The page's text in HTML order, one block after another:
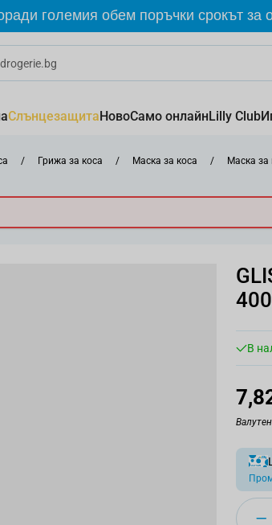
големия обем поръчки срокът за
СлънцезащитаНовоСамо онлайнLilly Club
/ Грижа за коса / Маска за коса / Маска за
В